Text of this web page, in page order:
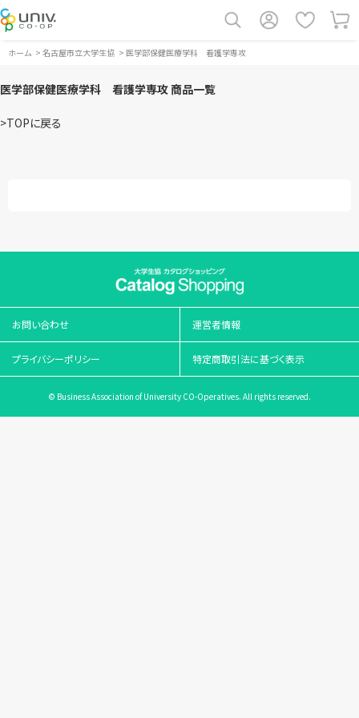
ホーム > 名古屋市立大学生協 > 医学部保健医療学科 看護学専攻
医学部保健医療学科 看護学専攻 商品一覧
>TOPに戻る
お問い合わせ 運営者情報
プライバシーポリシー 特定商取引法に基づく表示
© Business Association of University CO-Operatives. All rights reserved.